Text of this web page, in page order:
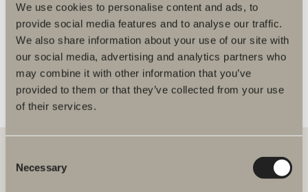
We use cookies to personalise content and ads, to
provide social media features and to analyse our traffic.
We also share information about your use of our site with
our social media, advertising and analytics partners who
may combine it with other information that you’ve
provided to them or that they’ve collected from your use
of their services.
Selection
Necessary
Du kanske är intresserad av
Badkar - Akryl/Lucite